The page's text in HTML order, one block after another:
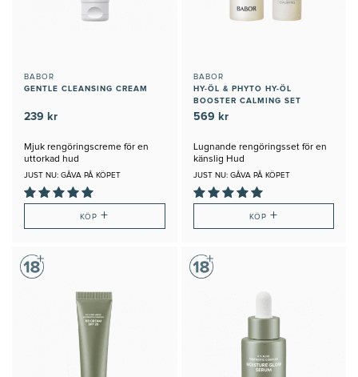
BABOR
GENTLE CLEANSING CREAM
239 kr
Mjuk rengöringscreme för en
uttorkad hud
JUST NU: GÅVA PÅ KÖPET
KÖP+
BABOR
HY-ÖL & PHYTO HY-ÖL
BOOSTER CALMING SET
569 kr
Lugnande rengöringsset för en
känslig Hud
JUST NU: GÅVA PÅ KÖPET
KÖP +